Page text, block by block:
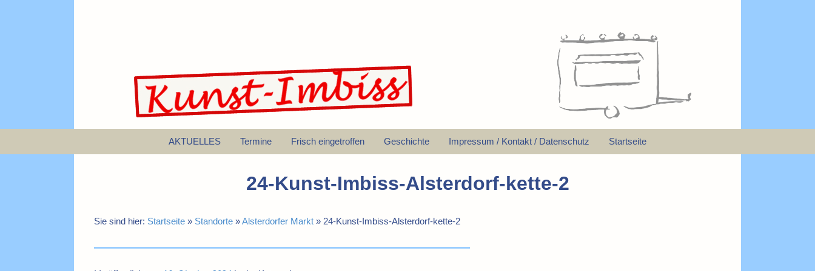
AKTUELLES Termine Frisch eingetroffen Geschichte Impressum / Kontakt / Datenschutz Startseite
24-Kunst-Imbiss-Alsterdorf-kette-2
Sie sind hier: Startseite » Standorte »Alsterdorfer Markt » 24-Kunst-Imbiss-Alsterdorf-kette-2